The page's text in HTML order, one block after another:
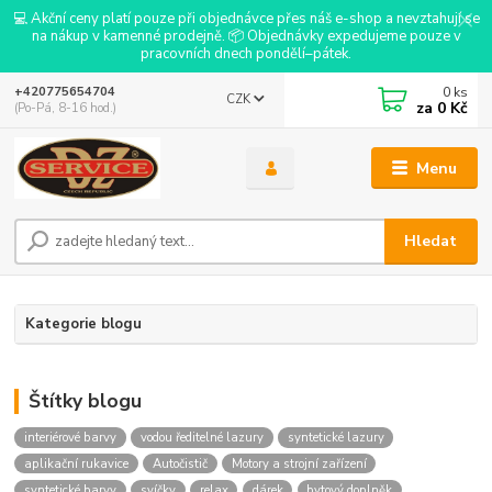
💻 Akční ceny platí pouze při objednávce přes náš e-shop a nevztahují se
na nákup v kamenné prodejně. 📦 Objednávky expedujeme pouze v
pracovních dnech pondělí–pátek.
Menu
CZK
Hledat
+420775654704
(Po-Pá, 8-16 hod.)
0 ks
za 0 Kč
Kategorie blogu
Štítky blogu
interiérové barvy vodou ředitelné lazury
syntetické lazury
aplikační rukavice
Autočistič
Motory a strojní zařízení